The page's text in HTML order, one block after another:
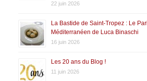
22 juin 2026
La Bastide de Saint-Tropez : Le Pari
Méditerranéen de Luca Binaschi
16 juin 2026
Les 20 ans du Blog !
11 juin 2026